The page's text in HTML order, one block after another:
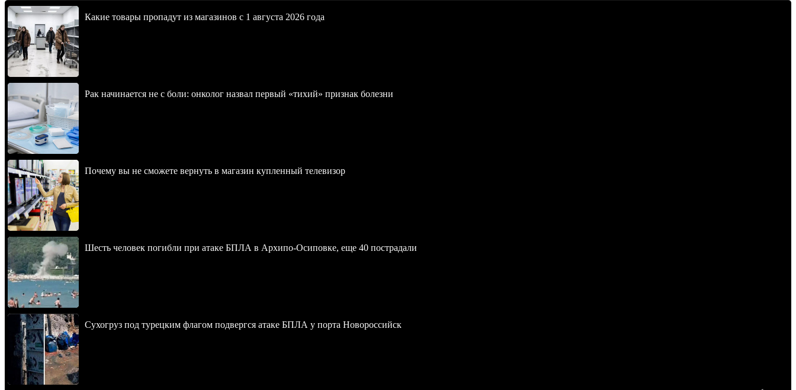
Какие товары пропадут из магазинов с 1 августа 2026 года
Рак начинается не с боли: онколог назвал первый «тихий» признак болезни
Почему вы не сможете вернуть в магазин купленный телевизор
Шесть человек погибли при атаке БПЛА в Архипо-Осиповке, еще 40 пострадали
Сухогруз под турецким флагом подвергся атаке БПЛА у порта Новороссийск